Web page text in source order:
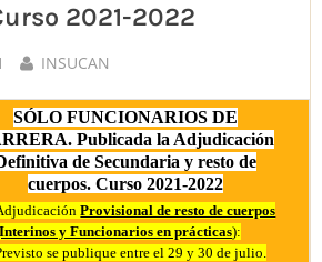
2021-2022
By
INSUCAN
SÓLO FUNCIONARIOS DE
Publicada la Adjudicación
de Secundaria y resto de
cuerpos. Curso 2021-2022
Provisional de resto de cuerpos
y Funcionarios en prácticas):
se publique entre el 29 y 30 de julio.